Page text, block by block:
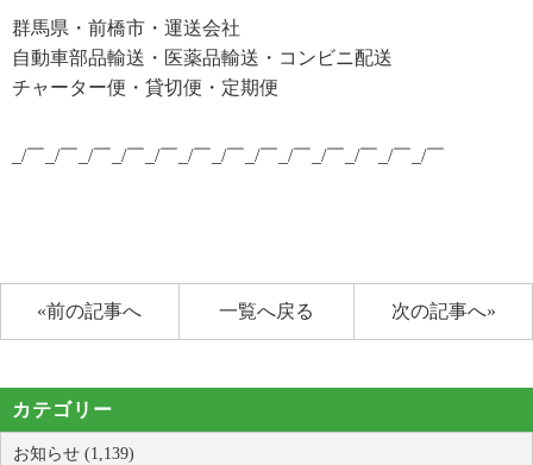
群馬県・前橋市・運送会社
自動車部品輸送・医薬品輸送・コンビニ配送
チャーター便・貸切便・定期便
_/￣_/￣_/￣_/￣_/￣_/￣_/￣_/￣_/￣_/￣_/￣_/￣_/￣
«前の記事へ 次の記事へ»
一覧へ戻る
カテゴリー
お知らせ (1,139)